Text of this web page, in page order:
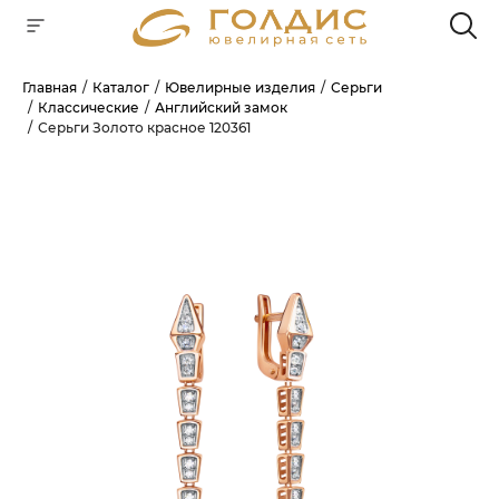
Главная Каталог Ювелирные изделия
Серьги
Классические
Английский замок
Серьги Золото красное 120361
Для клиентов всех банков
ГРАФИК ПЛАТЕЖЕЙ